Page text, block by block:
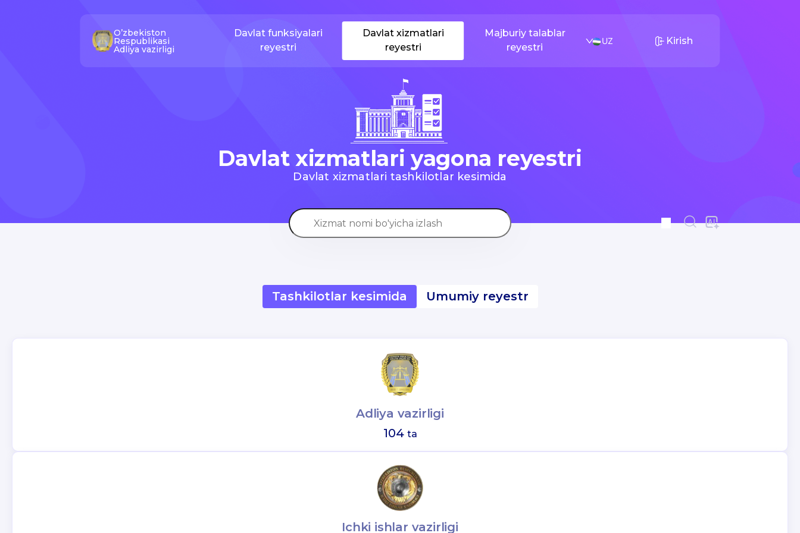
O’zbekiston
Respublikasi
Adliya vazirligi
Davlat funksiyalari
reyestri
Davlat xizmatlari
reyestri
Majburiy talablar
reyestri
UZ Kirish
Davlat xizmatlari yagona reyestri
Davlat xizmatlari tashkilotlar kesimida
Tashkilotlar kesimida Umumiy reyestr
Adliya vazirligi
104 ta
Ichki ishlar vazirligi